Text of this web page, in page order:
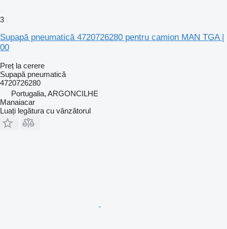
3
Supapă pneumatică 4720726280 pentru camion MAN TGA |
00
Preț la cerere
Supapă pneumatică
4720726280
Portugalia, ARGONCILHE
Manaiacar
Luați legătura cu vânzătorul